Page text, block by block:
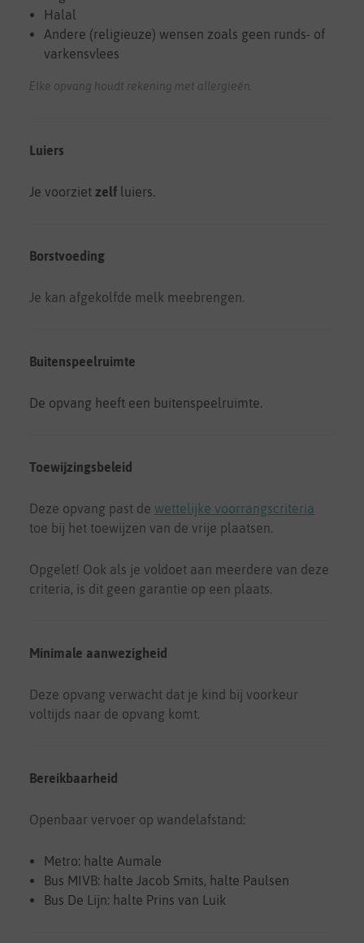
Halal
Andere (religieuze) wensen zoals geen runds- of
varkensvlees
Elke opvang houdt rekening met allergieën.
Luiers
Je voorziet zelf luiers.
Borstvoeding
Je kan afgekolfde melk meebrengen.
Buitenspeelruimte
De opvang heeft een buitenspeelruimte.
Toewijzingsbeleid
Deze opvang past de wettelijke voorrangscriteria
toe bij het toewijzen van de vrije plaatsen.
Opgelet! Ook als je voldoet aan meerdere van deze
criteria, is dit geen garantie op een plaats.
Minimale aanwezigheid
Deze opvang verwacht dat je kind bij voorkeur
voltijds naar de opvang komt.
Bereikbaarheid
Openbaar vervoer op wandelafstand:
Metro: halte Aumale
Bus MIVB: halte Jacob Smits, halte Paulsen
Bus De Lijn: halte Prins van Luik